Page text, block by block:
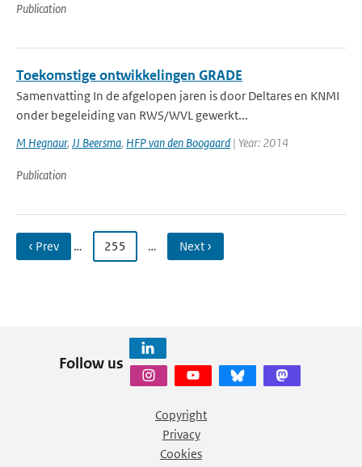
Publication
Toekomstige ontwikkelingen GRADE
Samenvatting In de afgelopen jaren is door Deltares en KNMI
onder begeleiding van RWS/WVL gewerkt...
M Hegnaur, JJ Beersma, HFP van den Boogaard | Year: 2014
Publication
‹ Prev … 255 … Next ›
Follow us
Copyright
Privacy
Cookies